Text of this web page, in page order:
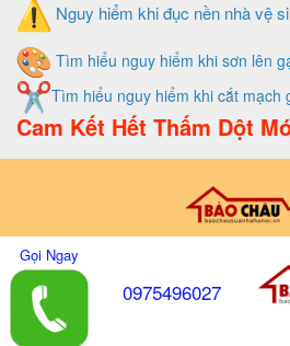
Nguy hiểm khi đục nền nhà vệ
Tìm hiểu nguy hiểm khi sơn lên
Tìm hiểu nguy hiểm khi cắt mạch
Cam Kết Hết Thấm Dột
Gọi Ngay
0975496027